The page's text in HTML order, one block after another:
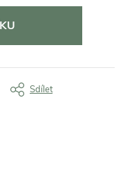
Sdílet